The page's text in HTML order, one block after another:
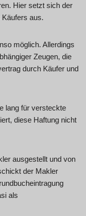
Hier setzt sich der
aus.
möglich. Allerdings
Zeugen, die
durch Käufer und
lang für versteckte
diese Haftung nicht
ausgestellt und von
der Makler
als